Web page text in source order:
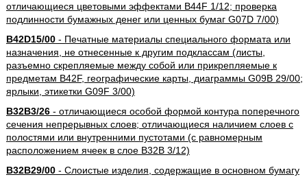
отличающиеся цветовыми эффектами B44F 1/12; проверка
подлинности бумажных денег или ценных бумаг G07D 7/00)
B42D15/00- Печатные материалы специального формата или
назначения, не отнесенные к другим подклассам (листы,
разъемно скрепляемые между собой или прикрепляемые к
предметам B42F, географические карты, диаграммы G09B 29/00;
ярлыки, этикетки G09F 3/00)
B32B3/26- отличающиеся особой формой контура поперечного
сечения непрерывных слоев; отличающиеся наличием слоев с
полостями или внутренними пустотами (с равномерным
расположением ячеек в слое B32B 3/12)
B32B29/00- Слоистые изделия, содержащие в основном бумагу